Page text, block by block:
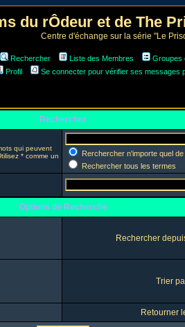
du rÔdeur et de The
Centre d'échange sur la série "Le
Rechercher Liste des Membres Groupes
Profil
Se connecter pour vérifier ses messages
Rechercher
qui peuvent
* comme un
Rerchercher n'importe quel
Rechercher tous les termes
Options de Recherche
Rechercher
Trier
Retourner